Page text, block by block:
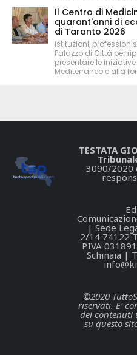
Il Centro di
quarant'anni di
di Taranto 2026
Istituzioni,
Palazzo di Città per
presentare le
Mediterraneo e alla
TESTATA
3090/
| Sede
2/14 74122
P.IVA
Schinaia |
©2020
riservati. E'
dei contenuti
su questo